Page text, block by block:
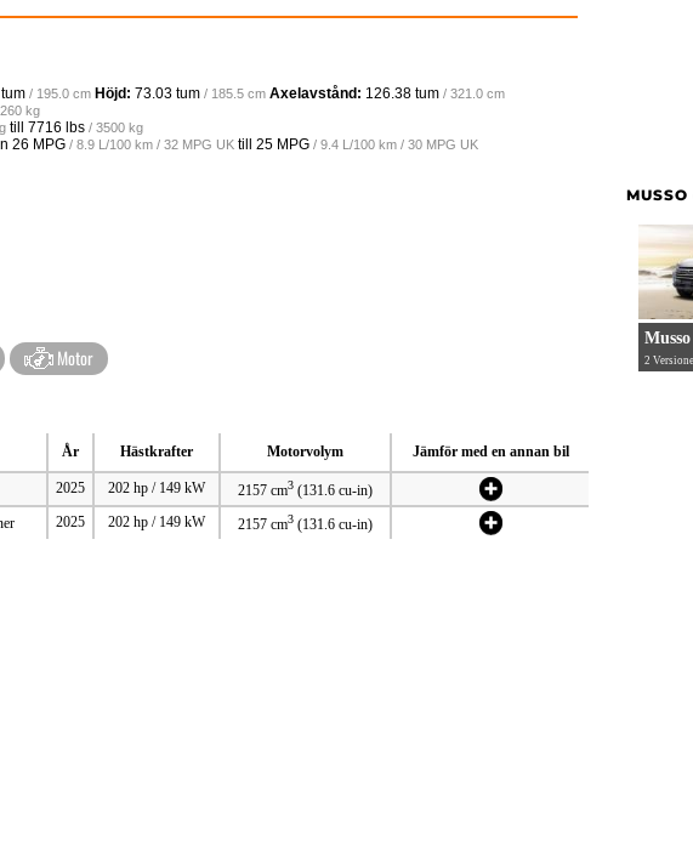
/ 195.0 cm Höjd: 73.03 tum / 185.5 cm Axelavstånd: 126.38 tum / 321.0 cm
kg
till 7716 lbs / 3500 kg
26 MPG / 8.9 L/100 km / 32 MPG UK till 25 MPG / 9.4 L/100 km / 30 MPG UK
Motor
År Hästkrafter Motorvolym Jämför med en annan bil
2025 202 hp / 149 kW 2157 cm3 (131.6 cu-in)
2025 202 hp / 149 kW 2157 cm3 (131.6 cu-in)
2